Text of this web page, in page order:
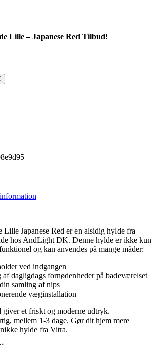
Lille – Japanese Red Tilbud!
Japanese Red er en alsidig hylde fra
hos AndLight DK. Denne hylde er ikke kun
og kan anvendes på mange måder:
ved indgangen
dagligdags fornødenheder på badeværelset
samling af nips
væginstallation
giver et friskt og moderne udtryk.
mellem 1-3 dage. Gør dit hjem mere
hylde fra Vitra.